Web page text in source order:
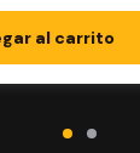
al carrito